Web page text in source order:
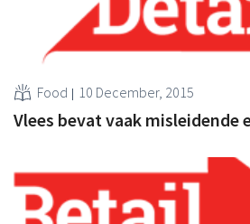
Food 10 December, 2015
Vlees bevat vaak misleidende